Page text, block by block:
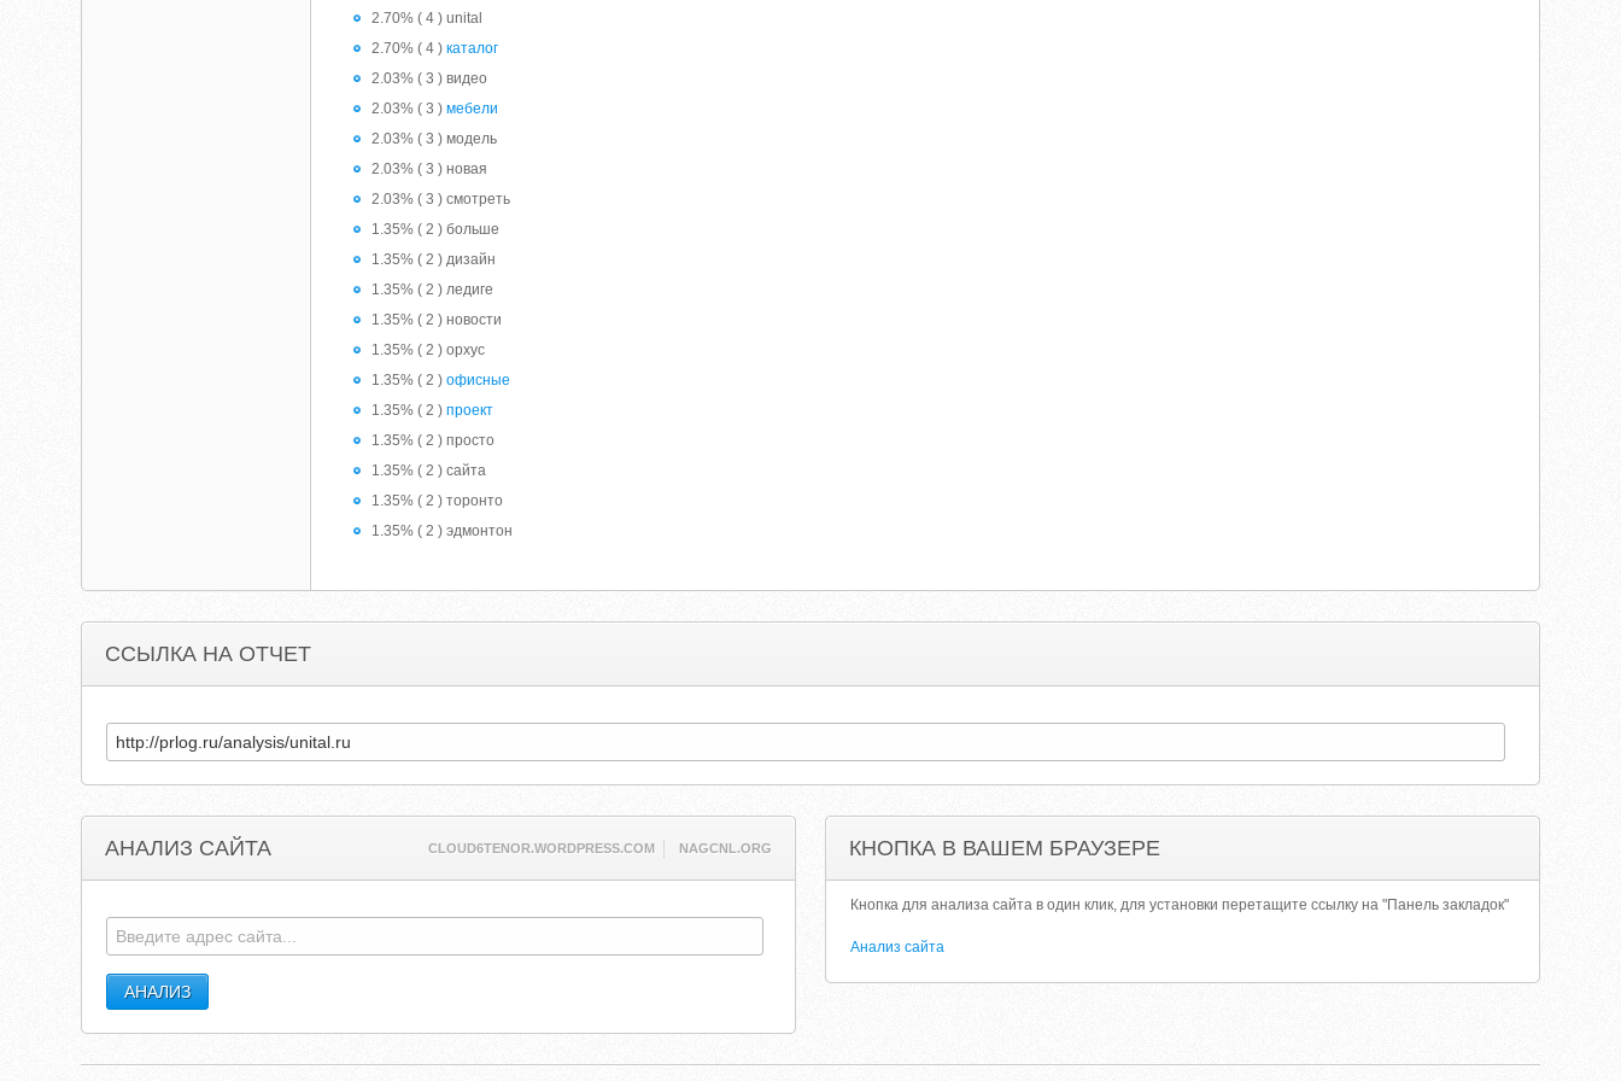
2.70% ( 4 ) unital
2.70% ( 4 )каталог
2.03% ( 3 ) видео
2.03% ( 3 )мебели
2.03% ( 3 ) модель
2.03% ( 3 ) новая
2.03% ( 3 ) смотреть
1.35% ( 2 ) больше
1.35% ( 2 ) дизайн
1.35% ( 2 ) ледиге
1.35% ( 2 ) новости
1.35% ( 2 ) орхус
1.35% ( 2 )офисные
1.35% ( 2 )проект
1.35% ( 2 ) просто
1.35% ( 2 ) сайта
1.35% ( 2 ) торонто
1.35% ( 2 ) эдмонтон
ССЫЛКА НА ОТЧЕТ
АНАЛИЗ САЙТА CLOUD6TENOR.WORDPRESS.COM NAGCNL.ORG КНОПКА В ВАШЕМ БРАУЗЕРЕ
Кнопка для анализа сайта в один клик, для установки перетащите ссылку на "Панель закладок"
Анализ сайта